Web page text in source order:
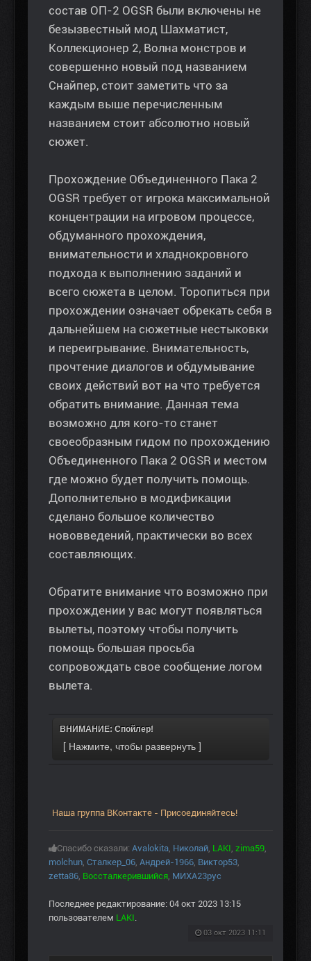
состав ОП-2 OGSR были включены не
безызвестный мод Шахматист,
Коллекционер 2, Волна монстров и
совершенно новый под названием
Снайпер, стоит заметить что за
каждым выше перечисленным
названием стоит абсолютно новый
сюжет.
Прохождение Объединенного Пака 2
OGSR требует от игрока максимальной
концентрации на игровом процессе,
обдуманного прохождения,
внимательности и хладнокровного
подхода к выполнению заданий и
всего сюжета в целом. Торопиться при
прохождении означает обрекать себя в
дальнейшем на сюжетные нестыковки
и переигрывание. Внимательность,
прочтение диалогов и обдумывание
своих действий вот на что требуется
обратить внимание. Данная тема
возможно для кого-то станет
своеобразным гидом по прохождению
Объединенного Пака 2 OGSR и местом
где можно будет получить помощь.
Дополнительно в модификации
сделано большое количество
нововведений, практически во всех
составляющих.
Обратите внимание что возможно при
прохождении у вас могут появляться
вылеты, поэтому чтобы получить
помощь большая просьба
сопровождать свое сообщение логом
вылета.
ВНИМАНИЕ: Спойлер!
Наша группа ВКонтакте - Присоединяйтесь!
Спасибо сказали: Avalokita, Николай, LAKI, zima59,
molchun, Сталкер_06, Андрей-1966, Виктор53,
zetta86, Воссталкерившийся, МИХА23рус
Последнее редактирование: 04 окт 2023 13:15
пользователем LAKI.
03 окт 2023 11:11